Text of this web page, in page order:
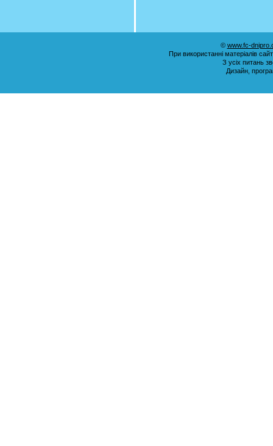
© www.fc-
При використанні матеріалів
З усіх питань
Дизайн,